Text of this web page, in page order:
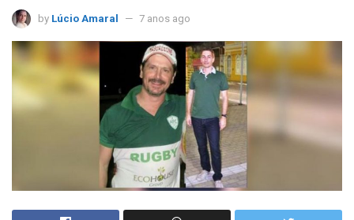
by Lúcio Amaral 7 anos ago